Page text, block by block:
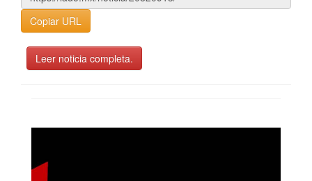
Copiar URL
Leer noticia completa.